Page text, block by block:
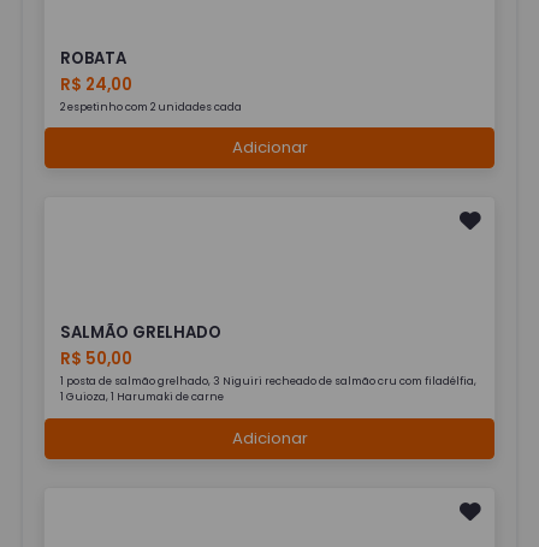
ROBATA
R$ 24,00
2 espetinho com 2 unidades cada
Adicionar
SALMÃO GRELHADO
R$ 50,00
1 posta de salmão grelhado, 3 Niguiri recheado de salmão cru com filadélfia,
1 Guioza, 1 Harumaki de carne
Adicionar